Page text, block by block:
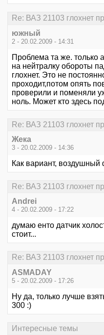
Re: ВАЗ 21103 глохнет
южный
2 - 20.02.2009 - 14:31
Проблема та же. только
на нейтралку обороты
глохнет. Это не
проходит,потом опять
проверили и поменяли
ноль. Может кто здесь
Re: ВАЗ 21103 глохнет
Жека
3 - 20.02.2009 - 14:36
Как вариант, воздушный
Re: ВАЗ 21103 глохнет
Andrei
4 - 20.02.2009 - 17:22
думаю енто датчик
стоит...
Re: ВАЗ 21103 глохнет
ASMADAY
5 - 20.02.2009 - 17:26
Ну да, только лучше
300 :)
Интересные темы